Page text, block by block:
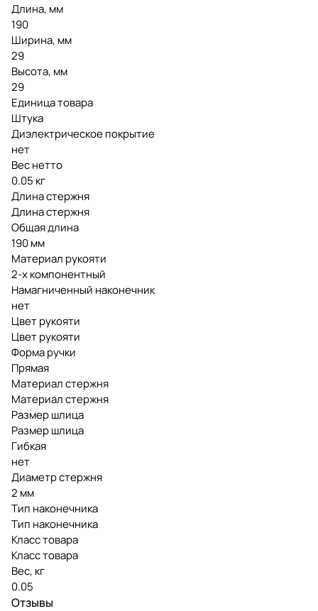
Длина, мм
190
Ширина, мм
29
Высота, мм
29
Единица товара
Штука
Диэлектрическое покрытие
нет
Вес нетто
0.05 кг
Длина стержня
Длина стержня
Общая длина
190 мм
Материал рукояти
2-х компонентный
Намагниченный наконечник
нет
Цвет рукояти
Цвет рукояти
Форма ручки
Прямая
Материал стержня
Материал стержня
Размер шлица
Размер шлица
Гибкая
нет
Диаметр стержня
2 мм
Тип наконечника
Тип наконечника
Класс товара
Класс товара
Вес, кг
0.05
Отзывы